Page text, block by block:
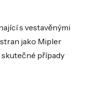
s vestavěnými
jako Mipler
případy